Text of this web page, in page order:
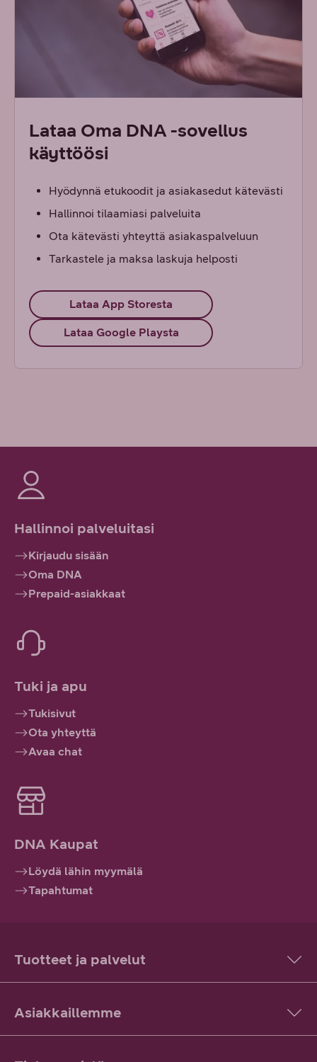
Lataa Oma DNA -sovellus
käyttöösi
Hyödynnä etukoodit ja asiakasedut kätevästi
Hallinnoi tilaamiasi palveluita
Ota kätevästi yhteyttä asiakaspalveluun
Tarkastele ja maksa laskuja helposti
Lataa App Storesta
Lataa Google Playsta
Hallinnoi palveluitasi
Kirjaudu sisään
Oma DNA
Prepaid-asiakkaat
Tuki ja apu
Tukisivut
Ota yhteyttä
Avaa chat
DNA Kaupat
Löydä lähin myymälä
Tapahtumat
Tuotteet ja palvelut
Asiakkaillemme